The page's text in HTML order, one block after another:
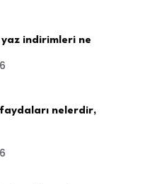
indirimleri ne
faydaları nelerdir,